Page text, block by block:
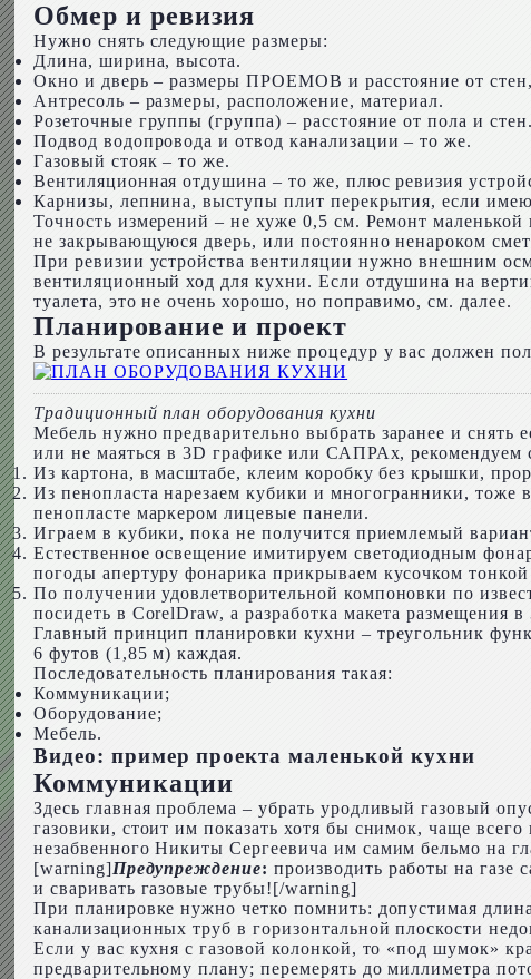
Обмер и ревизия
Нужно снять следующие размеры:
Длина, ширина, высота.
Окно и дверь – размеры ПРОЕМОВ и расстояние от
Антресоль – размеры, расположение, материал.
Розеточные группы (группа) – расстояние от пола и стен.
Подвод водопровода и отвод канализации – то же.
Газовый стояк – то же.
Вентиляционная отдушина – то же, плюс ревизия
Карнизы, лепнина, выступы плит перекрытия, если
Точность измерений – не хуже 0,5 см. Ремонт
не закрывающуюся дверь, или постоянно ненароком
При ревизии устройства вентиляции нужно внешним
вентиляционный ход для кухни. Если отдушина на
туалета, это не очень хорошо, но поправимо, см. далее.
Планирование и проект
В результате описанных ниже процедур у вас должен
Традиционный план оборудования кухни
Мебель нужно предварительно выбрать заранее и снять
или не маяться в 3D графике или САПРАх, рекомендуем
Из картона, в масштабе, клеим коробку без крышки,
Из пенопласта нарезаем кубики и многогранники,
пенопласте маркером лицевые панели.
Играем в кубики, пока не получится приемлемый
Естественное освещение имитируем светодиодным
погоды апертуру фонарика прикрываем кусочком
По получении удовлетворительной компоновки по
посидеть в CorelDraw, а разработка макета размещения
Главный принцип планировки кухни – треугольник
6 футов (1,85 м) каждая.
Последовательность планирования такая:
Коммуникации;
Оборудование;
Мебель.
Видео: пример проекта маленькой кухни
Коммуникации
Здесь главная проблема – убрать уродливый газовый
газовики, стоит им показать хотя бы снимок, чаще
незабвенного Никиты Сергеевича им самим бельмо на
[warning]Предупреждение: производить работы на газе
и сваривать газовые трубы![/warning]
При планировке нужно четко помнить: допустимая
канализационных труб в горизонтальной плоскости
Если у вас кухня с газовой колонкой, то «под шумок»
предварительному плану; перемерять до миллиметра